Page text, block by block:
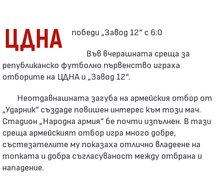
ЦДНА ​ победи „Завод 12“ с 6:0
Във вчерашната среща за
републиканско футболно първенство играха
отборите на ЦДНА и „Завод 12“.
Неотдавнашната загуба на армейския отбор от
„Ударник“ създаде повишен интерес към този мач.
Стадион „Народна армия“ бе почти изпълнен. В тази
среща армейският отбор игра много добре,
състезателите му показаха отлично владеене на
топката и добра съгласуваност между отбрана и
нападение.